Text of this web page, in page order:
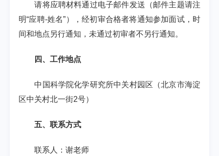
请将应聘材料通过电子邮件发送（邮件主题请注
明“应聘-姓名”），经初审合格者将通知参加面试，时
间和地点另行通知，未通过初审者不另行通知。
四、工作地点
中国科学院化学研究所中关村园区（北京市海淀
区中关村北一街2号）
五、联系方式
联系人：谢老师